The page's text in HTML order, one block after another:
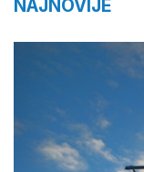
NAJNOVIJE